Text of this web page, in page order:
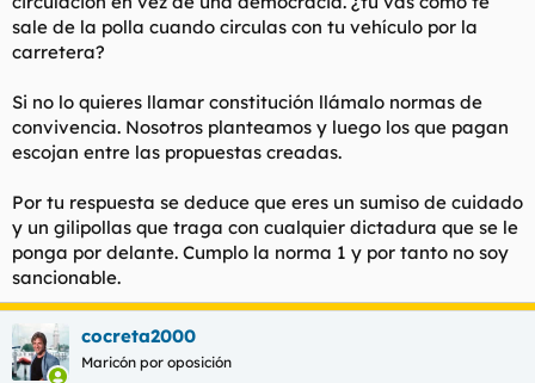
sale de la polla cuando circulas con tu vehículo por la
carretera?
Si no lo quieres llamar constitución llámalo normas de
convivencia. Nosotros planteamos y luego los que pagan
escojan entre las propuestas creadas.
Por tu respuesta se deduce que eres un sumiso de cuidado
y un gilipollas que traga con cualquier dictadura que se le
ponga por delante. Cumplo la norma 1 y por tanto no soy
sancionable.
cocreta2000
Maricón por oposición